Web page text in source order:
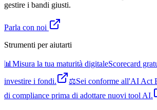
gestire i bandi giusti.
Parla con noi
Strumenti per aiutarti
📊 Misura la tua maturità digitaleScorecard
investire i fondi.
⚖️Sei conforme all'AI Act
di compliance prima di adottare nuovi tool AI.